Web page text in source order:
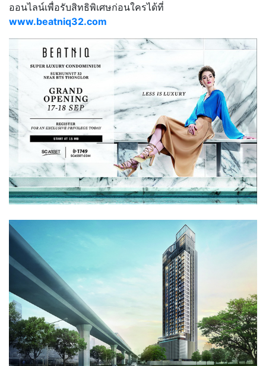
ออนไลน์เพื่อรับสิทธิพิเศษก่อนใครได้ที่
www.beatniq32.com